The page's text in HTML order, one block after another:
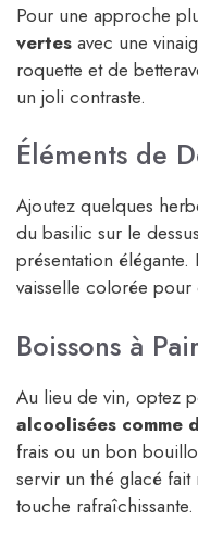
Pour une approche
vertes avec une
roquette et de
un joli contraste.
Éléments de
Ajoutez quelques
du basilic sur le
présentation élégante.
vaisselle colorée
Boissons à
Au lieu de vin, optez
alcoolisées comme
frais ou un bon
servir un thé glacé
touche rafraîchissante.